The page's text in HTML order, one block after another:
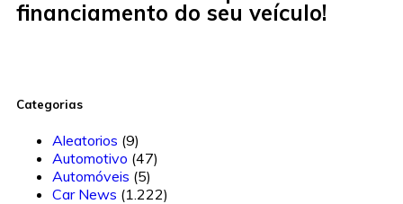
financiamento do seu veículo!
Categorias
Aleatorios (9)
Automotivo (47)
Automóveis (5)
Car News (1.222)